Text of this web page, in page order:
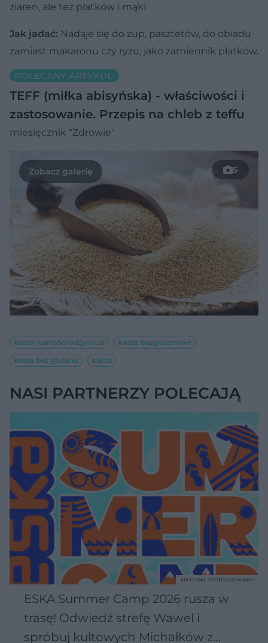
ziaren, ale też płatków i mąki.
Jak jadać: Nadaje się do zup, pasztetów, do obiadu
zamiast makaronu czy ryżu, jako zamiennik płatków.
POLECANY ARTYKUŁ:
TEFF (miłka abisyńska) - właściwości i
zastosowanie. Przepis na chleb z teffu
miesięcznik "Zdrowie"
5
kasza wartości odżywcze
kasze bezglutenowe
kasze bez glutenu
kasza
NASI PARTNERZY POLECAJĄ
ESKA Summer Camp 2026 rusza w
trasę! Odwiedź strefę Wawel i
spróbuj kultowych Michałków z
MATERIAŁ SPONSOROWANY